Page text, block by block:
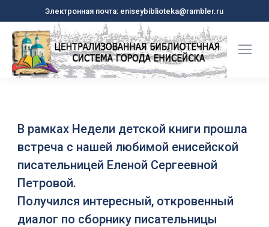
Электронная почта: eniseybiblioteka@rambler.ru
В рамках Недели детской книги прошла
встреча с нашей любимой енисейской
писательницей Еленой Сергеевной
Петровой.
Получился интересный, откровенный
диалог по сборнику писательницы